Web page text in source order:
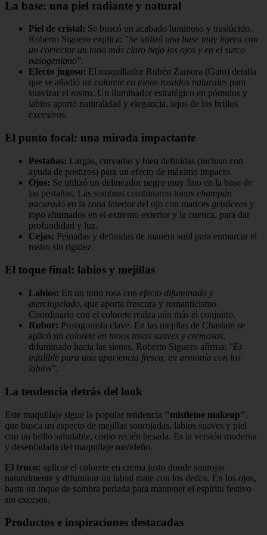
La base: una piel radiante y natural
Piel de cristal: Se buscó un acabado luminoso y traslúcido.
Roberto Siguero explica: "Se utilizó una base muy ligera con
un corrector un tono más claro bajo los ojos y en el surco
nasogeniano".
Efecto jugoso: El maquillador Rubén Zamora (Gato) detalla
que se añadió un colorete en tonos rosados naturales para
suavizar el rostro. Un iluminador estratégico en pómulos y
labios aportó naturalidad y elegancia, lejos de los brillos
excesivos.
El punto focal: una mirada impactante
Pestañas: Largas, curvadas y bien definidas (incluso con
ayuda de postizos) para un efecto de máximo impacto.
Ojos: Se utilizó un delineador negro muy fino en la base de
las pestañas. Las sombras combinaron tonos champán
nacarado en la zona interior del ojo con matices grisáceos y
topo ahumados en el extremo exterior y la cuenca, para dar
profundidad y luz.
Cejas: Peinadas y definidas de manera sutil para enmarcar el
rostro sin rigidez.
El toque final: labios y mejillas
Labios: En un tono rosa con efecto difuminado y
aterciopelado, que aporta frescura y romanticismo.
Coordinarlo con el colorete realza aún más el conjunto.
Rubor: Protagonista clave. En las mejillas de Chastain se
aplicó un colorete en tonos rosas suaves y cremosos,
difuminado hacia las sienes. Roberto Siguero afirma: "Es
infalible para una apariencia fresca, en armonía con los
labios".
La tendencia detrás del look
Este maquillaje sigue la popular tendencia "mistletoe makeup",
que busca un aspecto de mejillas sonrojadas, labios suaves y piel
con un brillo saludable, como recién besada. Es la versión moderna
y desenfadada del maquillaje navideño.
El truco: aplicar el colorete en crema justo donde sonrojas
naturalmente y difuminar un labial mate con los dedos. En los ojos,
basta un toque de sombra perlada para mantener el espíritu festivo
sin excesos.
Productos e inspiraciones destacadas